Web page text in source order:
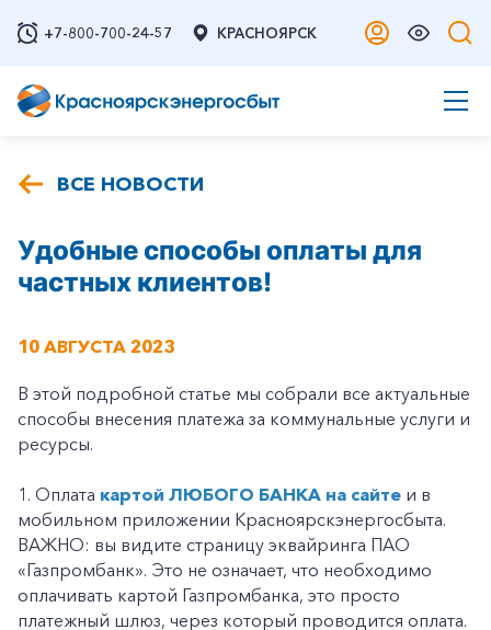
+7-800-700-24-57 КРАСНОЯРСК
ВСЕ НОВОСТИ
Удобные способы оплаты для
частных клиентов!
10 АВГУСТА 2023
В этой подробной статье мы собрали все актуальные
способы внесения платежа за коммунальные услуги и
ресурсы.
1. Оплата картой ЛЮБОГО БАНКА на сайте и в
мобильном приложении Красноярскэнергосбыта.
ВАЖНО: вы видите страницу эквайринга ПАО
«Газпромбанк». Это не означает, что необходимо
оплачивать картой Газпромбанка, это просто
платежный шлюз, через который проводится оплата.